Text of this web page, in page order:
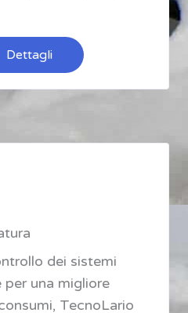
Dettagli
dei sistemi
per una migliore
TecnoLario